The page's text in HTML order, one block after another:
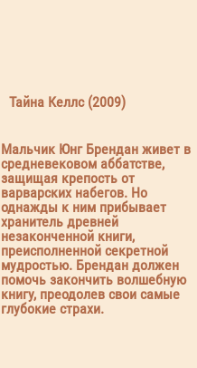
Тайна Келлс (2009)
Мальчик Юнг Брендан живет в
средневековом аббатстве,
защищая крепость от
варварских набегов. Но
однажды к ним прибывает
хранитель древней
незаконченной книги,
преисполненной секретной
мудростью. Брендан должен
помочь закончить волшебную
книгу, преодолев свои самые
глубокие страхи.